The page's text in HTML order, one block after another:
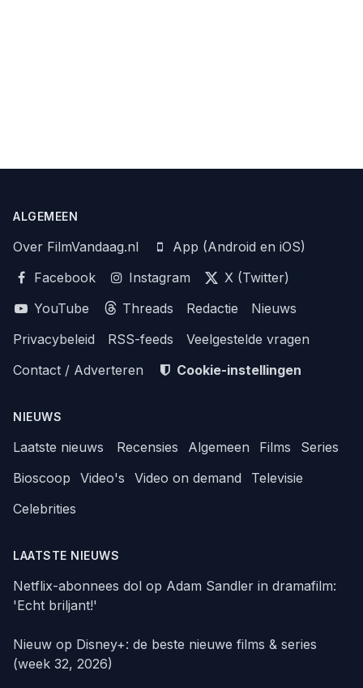
ALGEMEEN
Over FilmVandaag.nl
App (Android en iOS)
Facebook
Instagram
X (Twitter)
YouTube
Threads Redactie
Nieuws
Privacybeleid
RSS-feeds
Veelgestelde vragen
Contact / Adverteren
Cookie-instellingen
NIEUWS
Laatste nieuws Recensies Algemeen Films
Series
Bioscoop
Video's Video on demand
Televisie
Celebrities
LAATSTE NIEUWS
Netflix-abonnees dol op Adam Sandler in dramafilm:
'Echt briljant!'
Nieuw op Disney+: de beste nieuwe films & series
(week 32, 2026)